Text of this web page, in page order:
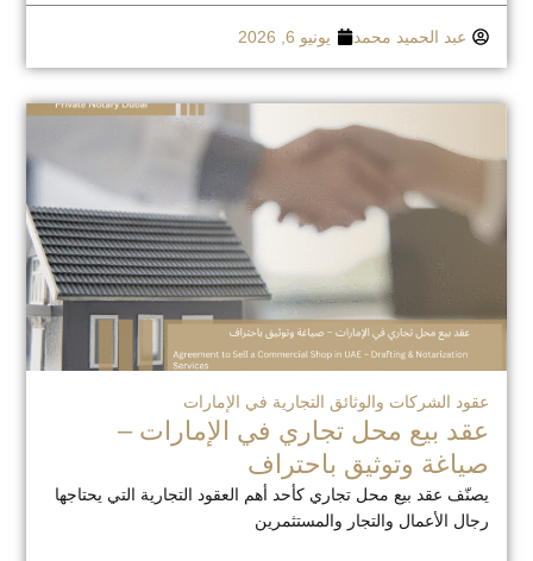
عبد الحميد محمد يونيو 6, 2026
عقود الشركات والوثائق التجارية في الإمارات
عقد بيع محل تجاري في الإمارات –
صياغة وتوثيق باحتراف
يصنّف عقد بيع محل تجاري كأحد أهم العقود التجارية التي يحتاجها
رجال الأعمال والتجار والمستثمرين